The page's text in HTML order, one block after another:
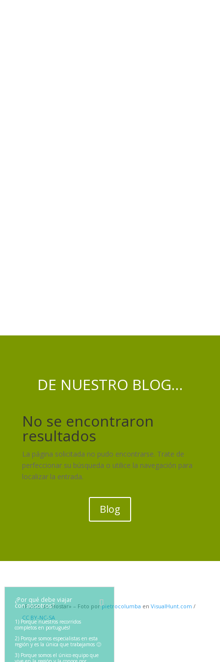
¿Por qué debe viajar
con nosotros?
1) Porque nuestros recorridos
completos en portugués!
2) Porque somos especialistas en esta
región y es la única que trabajamos 🙂
3) Porque somos el único equipo que
DE NUESTRO BLOG…
No se encontraron
resultados
La página solicitada no pudo encontrarse. Trate de
perfeccionar su búsqueda o utilice la navegación para
localizar la entrada.
Blog
«Ponte de Mostar» – Foto porpietrocolumba en VisualHunt.com /
CC BY-NC-SA